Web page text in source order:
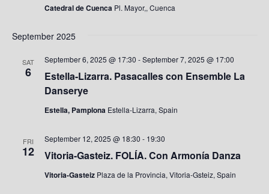
Catedral de Cuenca Pl. Mayor,, Cuenca
September 2025
SAT
6
Estella-Lizarra. Pasacalles con Ensemble La
Danserye
September 6, 2025 @ 17:30 -September 7, 2025 @ 17:00
Estella, Pamplona Estella-Lizarra, Spain
FRI
12 Vitoria-Gasteiz. FOLÍA. Con Armonía Danza
September 12, 2025 @ 18:30 - 19:30
Vitoria-Gasteiz Plaza de la Provincia, Vitoria-Gsteiz, Spain